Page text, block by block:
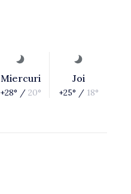
Miercuri
+28° / 20°
Joi
+25° / 18°